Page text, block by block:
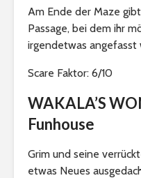
Am Ende der Maze
Passage, bei dem ihr
irgendetwas
Scare Faktor: 6/10
WAKALA’S
Funhouse
Grim und seine
etwas Neues